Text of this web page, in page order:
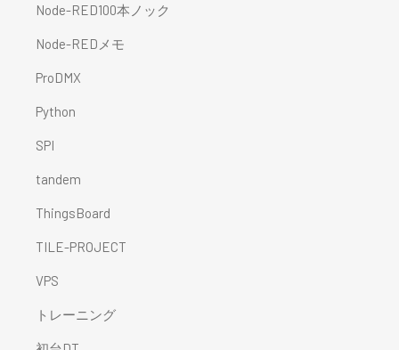
Node-RED100本ノック
Node-REDメモ
ProDMX
Python
SPI
tandem
ThingsBoard
TILE-PROJECT
VPS
トレーニング